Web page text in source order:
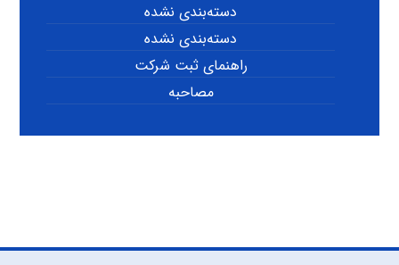
دسته‌بندی نشده
دسته‌بندی نشده
راهنمای ثبت شرکت
مصاحبه